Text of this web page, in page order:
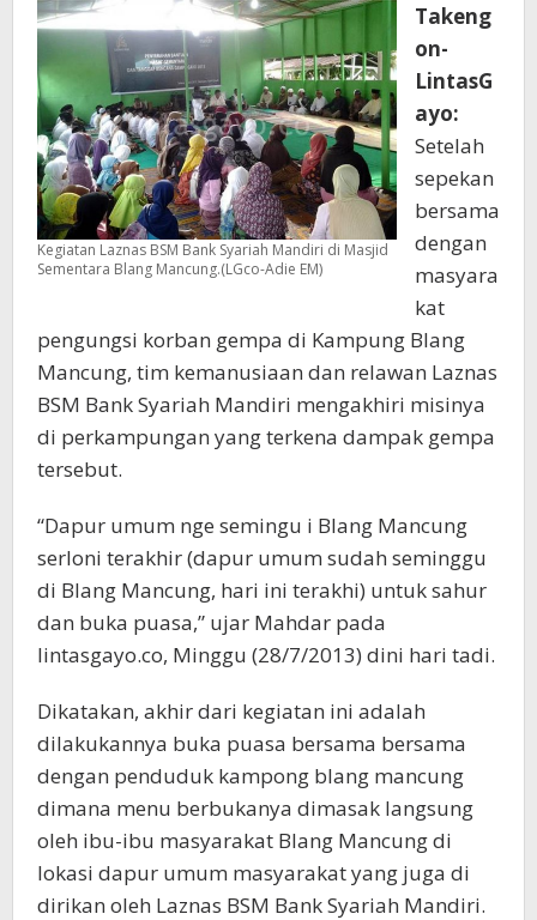
Kegiatan Laznas BSM Bank Syariah Mandiri di Masjid
Sementara Blang Mancung.(LGco-Adie EM)
Takeng
on-
LintasG
ayo:
Setelah
sepekan
bersama
dengan
masyara
kat
pengungsi korban gempa di Kampung Blang
Mancung, tim kemanusiaan dan relawan Laznas
BSM Bank Syariah Mandiri mengakhiri misinya
di perkampungan yang terkena dampak gempa
tersebut.
“Dapur umum nge semingu i Blang Mancung
serloni terakhir (dapur umum sudah seminggu
di Blang Mancung, hari ini terakhi) untuk sahur
dan buka puasa,” ujar Mahdar pada
lintasgayo.co, Minggu (28/7/2013) dini hari tadi.
Dikatakan, akhir dari kegiatan ini adalah
dilakukannya buka puasa bersama bersama
dengan penduduk kampong blang mancung
dimana menu berbukanya dimasak langsung
oleh ibu-ibu masyarakat Blang Mancung di
lokasi dapur umum masyarakat yang juga di
dirikan oleh Laznas BSM Bank Syariah Mandiri.